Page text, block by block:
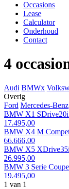
Occasions
Lease
Calculator
Onderhoud
Contact
4
Audi BMWx
Overig
Ford Mercedes-Benz
BMW X1 SDrive20i
17.495,00
BMW X4 M
66.666,00
BMW X5 XDrive35i
26.995,00
BMW 3 Serie
19.495,00
1 van 1